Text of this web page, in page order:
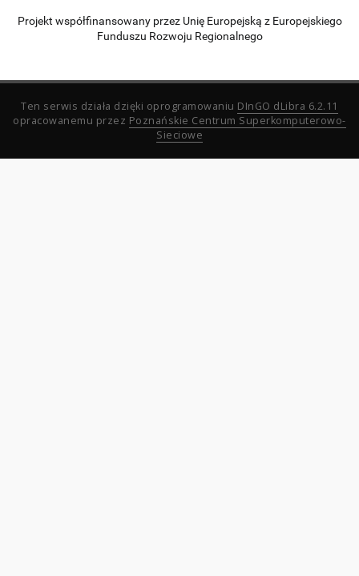
Projekt współfinansowany przez Unię Europejską z Europejskiego
Funduszu Rozwoju Regionalnego
Ten serwis działa dzięki oprogramowaniu DInGO dLibra 6.2.11
opracowanemu przez Poznańskie Centrum Superkomputerowo-
Sieciowe